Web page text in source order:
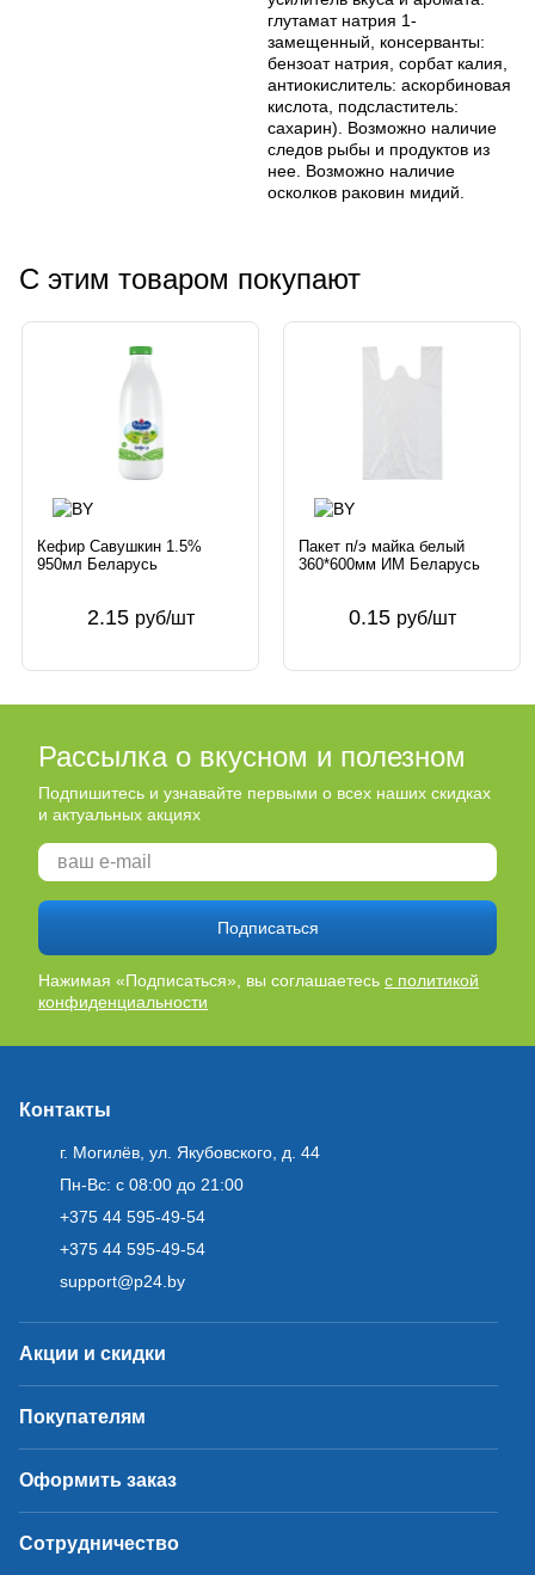
глутамат натрия 1-
замещенный, консерванты:
бензоат натрия, сорбат калия,
антиокислитель: аскорбиновая
кислота, подсластитель:
сахарин). Возможно наличие
следов рыбы и продуктов из
нее. Возможно наличие
осколков раковин мидий.
С этим товаром покупают
Кефир Савушкин 1.5%
950мл Беларусь
2.15 руб/шт
Пакет п/э майка белый
360*600мм ИМ Беларусь
0.15 руб/шт
Рассылка о вкусном и полезном
Подпишитесь и узнавайте первыми о всех наших скидках
и актуальных акциях
Подписаться
Нажимая «Подписаться», вы соглашаетесь с политикой
конфиденциальности
Контакты
г. Могилёв, ул. Якубовского, д. 44
Пн-Вс: с 08:00 до 21:00
+375 44 595-49-54
+375 44 595-49-54
support@p24.by
Акции и скидки
Покупателям
Оформить заказ
Сотрудничество